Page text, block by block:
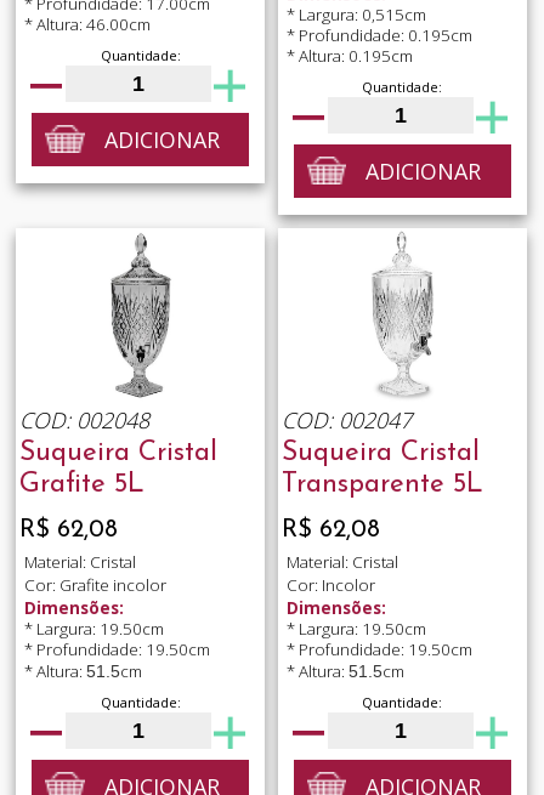
* Altura: 46.00cm
Quantidade:
ADICIONAR
* Largura: 0,515cm
* Profundidade: 0.195cm
* Altura: 0.195cm
Quantidade:
ADICIONAR
COD: 002048
Suqueira Cristal
Grafite 5L
R$ 62,08
Material: Cristal
Cor: Grafite incolor
Dimensões:
* Largura: 19.50cm
* Profundidade: 19.50cm
* Altura: 51.5cm
Quantidade:
ADICIONAR
COD: 002047
Suqueira Cristal
Transparente 5L
R$ 62,08
Material: Cristal
Cor: Incolor
Dimensões:
* Largura: 19.50cm
* Profundidade: 19.50cm
* Altura: 51.5cm
Quantidade:
ADICIONAR